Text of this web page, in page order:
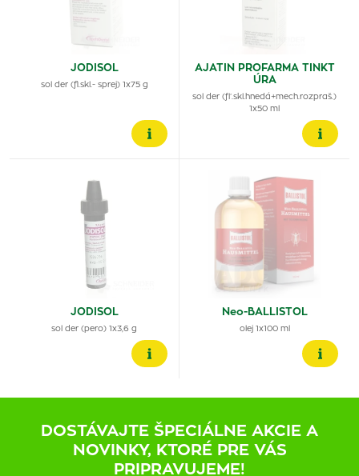
JODISOL
sol der (fl.skl.- sprej) 1x75 g
AJATIN PROFARMA TINKT
ÚRA
sol der (fľ.skl.hnedá+mech.rozpraš.)
1x50 ml
JODISOL
sol der (pero) 1x3,6 g
Neo-BALLISTOL
olej 1x100 ml
DOSTÁVAJTE ŠPECIÁLNE AKCIE A
NOVINKY, KTORÉ PRE VÁS
PRIPRAVUJEME!